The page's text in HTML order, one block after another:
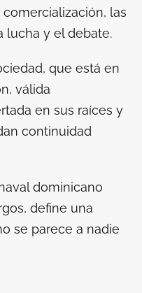
las
lucha y el debate.
que está en
válida
en sus raíces y
continuidad
dominicano
define una
se parece a nadie